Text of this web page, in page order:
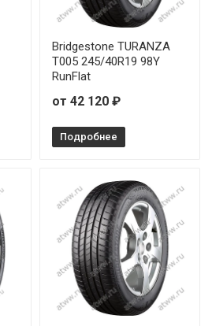
Bridgestone TURANZA
T005 245/40R19 98Y
RunFlat
от 42 120 ₽
Подробнее